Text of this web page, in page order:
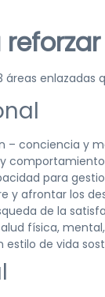
enlazadas
– conciencia y
para
y afrontar los
de la
física,
estilo de vida